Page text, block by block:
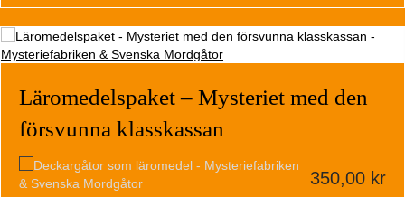
Läromedelspaket – Mysteriet med den
försvunna klasskassan
350,00 kr